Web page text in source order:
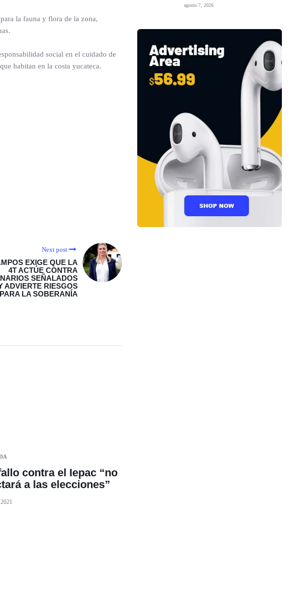
la fauna y flora de la zona,
social en el cuidado de
habitan en la costa yucateca.
Next post
EXIGE QUE LA
4T ACTÚE CONTRA
SEÑALADOS
ADVIERTE RIESGOS
PARA LA SOBERANÍA
contra el Iepac “no
a las elecciones”
agosto 7, 2026